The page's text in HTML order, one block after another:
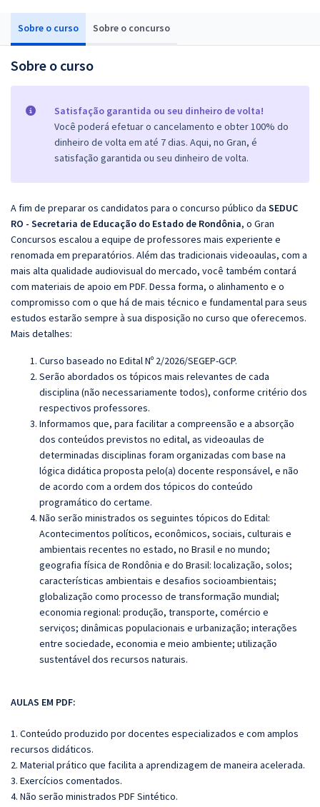
Sobre o curso Sobre o concurso
Sobre o curso
Satisfação garantida ou seu dinheiro de volta!
Você poderá efetuar o cancelamento e obter 100% do
dinheiro de volta em até 7 dias. Aqui, no Gran, é
satisfação garantida ou seu dinheiro de volta.
A fim de preparar os candidatos para o concurso público da SEDUC
RO - Secretaria de Educação do Estado de Rondônia, o Gran
Concursos escalou a equipe de professores mais experiente e
renomada em preparatórios. Além das tradicionais videoaulas, com a
mais alta qualidade audiovisual do mercado, você também contará
com materiais de apoio em PDF. Dessa forma, o alinhamento e o
compromisso com o que há de mais técnico e fundamental para seus
estudos estarão sempre à sua disposição no curso que oferecemos.
Mais detalhes:
Curso baseado no Edital Nº 2/2026/SEGEP-GCP.
Serão abordados os tópicos mais relevantes de cada
disciplina (não necessariamente todos), conforme critério dos
respectivos professores.
Informamos que, para facilitar a compreensão e a absorção
dos conteúdos previstos no edital, as videoaulas de
determinadas disciplinas foram organizadas com base na
lógica didática proposta pelo(a) docente responsável, e não
de acordo com a ordem dos tópicos do conteúdo
programático do certame.
Não serão ministrados os seguintes tópicos do Edital:
Acontecimentos políticos, econômicos, sociais, culturais e
ambientais recentes no estado, no Brasil e no mundo;
geografia física de Rondônia e do Brasil: localização, solos;
características ambientais e desafios socioambientais;
globalização como processo de transformação mundial;
economia regional: produção, transporte, comércio e
serviços; dinâmicas populacionais e urbanização; interações
entre sociedade, economia e meio ambiente; utilização
sustentável dos recursos naturais.
AULAS EM PDF:
1. Conteúdo produzido por docentes especializados e com amplos
recursos didáticos.
2. Material prático que facilita a aprendizagem de maneira acelerada.
3. Exercícios comentados.
4. Não serão ministrados PDF Sintético.